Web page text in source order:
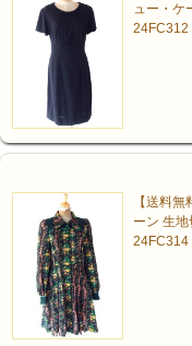
ュー・ケ
24FC312
【送料
ーン 生
24FC314